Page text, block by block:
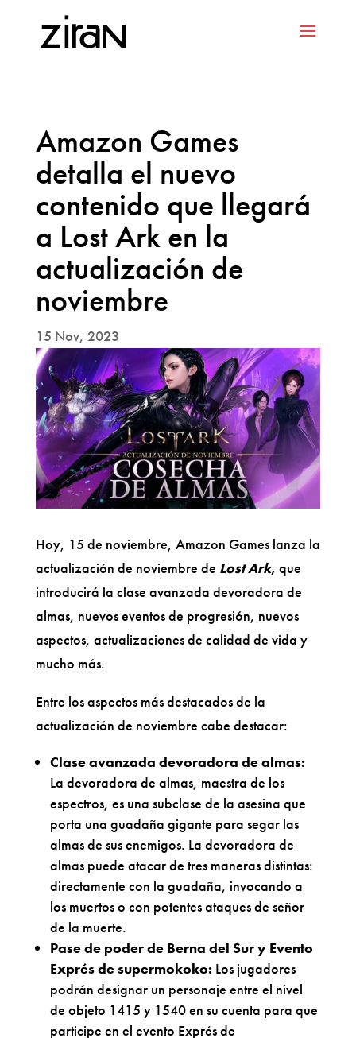
Amazon Games
detalla el nuevo
contenido que llegará
a Lost Ark en la
actualización de
noviembre
15 Nov, 2023
Hoy, 15 de noviembre, Amazon Games lanza la
actualización de noviembre de Lost Ark, que
introducirá la clase avanzada devoradora de
almas, nuevos eventos de progresión, nuevos
aspectos, actualizaciones de calidad de vida y
mucho más.
Entre los aspectos más destacados de la
actualización de noviembre cabe destacar:
Clase avanzada devoradora de almas:
La devoradora de almas, maestra de los
espectros, es una subclase de la asesina que
porta una guadaña gigante para segar las
almas de sus enemigos. La devoradora de
almas puede atacar de tres maneras distintas:
directamente con la guadaña, invocando a
los muertos o con potentes ataques de señor
de la muerte.
Pase de poder de Berna del Sur y Evento
Exprés de supermokoko: Los jugadores
podrán designar un personaje entre el nivel
de objeto 1415 y 1540 en su cuenta para que
participe en el evento Exprés de